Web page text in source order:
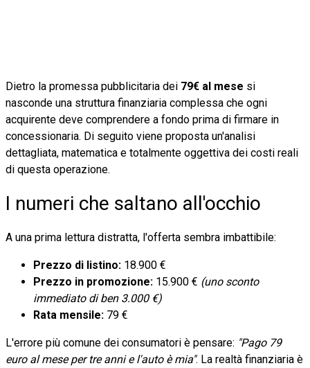
Dietro la promessa pubblicitaria dei 79€ al mese si
nasconde una struttura finanziaria complessa che ogni
acquirente deve comprendere a fondo prima di firmare in
concessionaria. Di seguito viene proposta un'analisi
dettagliata, matematica e totalmente oggettiva dei costi reali
di questa operazione.
I numeri che saltano all'occhio
A una prima lettura distratta, l'offerta sembra imbattibile:
Prezzo di listino: 18.900 €
Prezzo in promozione: 15.900 € (uno sconto
immediato di ben 3.000 €)
Rata mensile: 79 €
L'errore più comune dei consumatori è pensare: "Pago 79
euro al mese per tre anni e l'auto è mia". La realtà finanziaria è